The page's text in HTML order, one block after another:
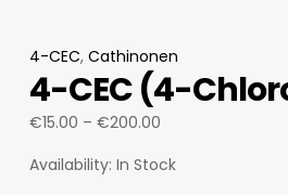
4-CEC, Cathinonen
4-CEC (4-
€15.00 – €200.00
€15.00
Availability: In Stock